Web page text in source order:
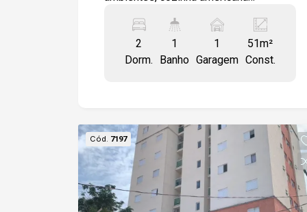
vaga de garagem descoberta. Próximo
a Faculdade Anhanguera, Supermercado
Confiança, Farmácias e fácil acesso a
de pizza, quadra esportiva. Mini Market.
2
Dorm.
1
Banho
1
Garagem
51m²
Const.
Cód. 7197